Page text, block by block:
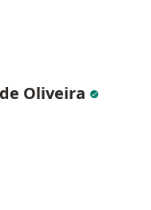
Oliveira